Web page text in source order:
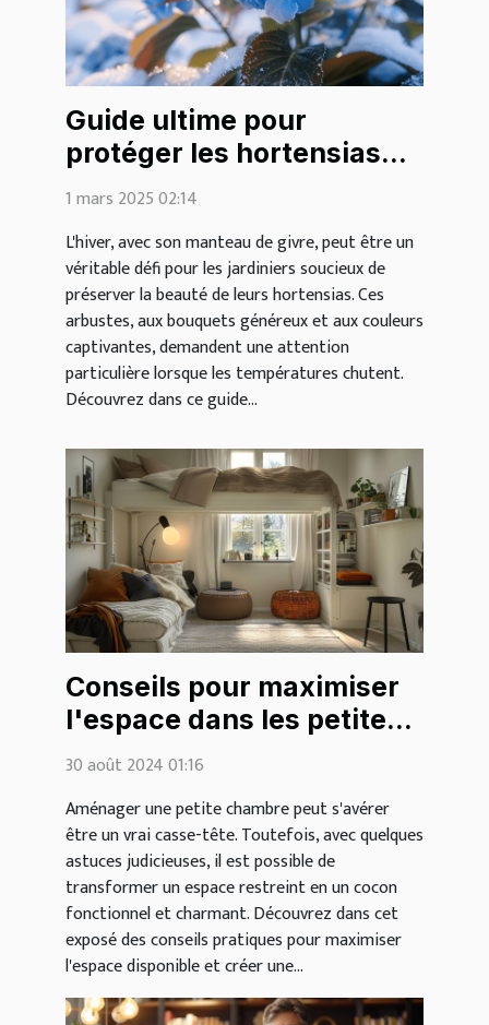
Guide ultime pour
protéger les hortensias
des gelées hivernales
1 mars 2025 02:14
L'hiver, avec son manteau de givre, peut être un
véritable défi pour les jardiniers soucieux de
préserver la beauté de leurs hortensias. Ces
arbustes, aux bouquets généreux et aux couleurs
captivantes, demandent une attention
particulière lorsque les températures chutent.
Découvrez dans ce guide...
Conseils pour maximiser
l'espace dans les petites
chambres
30 août 2024 01:16
Aménager une petite chambre peut s'avérer
être un vrai casse-tête. Toutefois, avec quelques
astuces judicieuses, il est possible de
transformer un espace restreint en un cocon
fonctionnel et charmant. Découvrez dans cet
exposé des conseils pratiques pour maximiser
l'espace disponible et créer une...